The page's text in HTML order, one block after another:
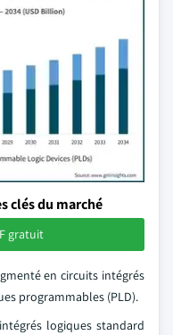
clés du marché
gratuit
en circuits intégrés
programmables (PLD).
logiques standard